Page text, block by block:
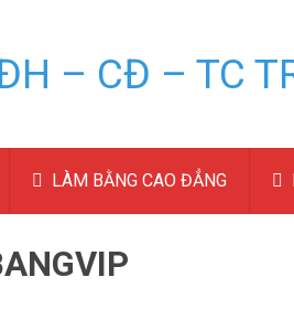
LÀM BẰNG CAO ĐẲNG